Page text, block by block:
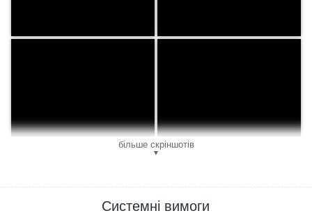
більше скріншотів
▼
Системні вимоги